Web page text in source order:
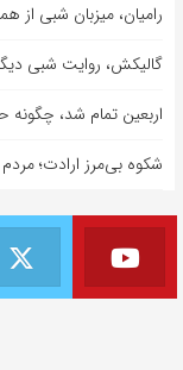
رامیان، میزبان شبی از
گالیکش، روایت شبی
اربعین تمام شد، چگونه
شکوه بی‌مرز ارادت؛